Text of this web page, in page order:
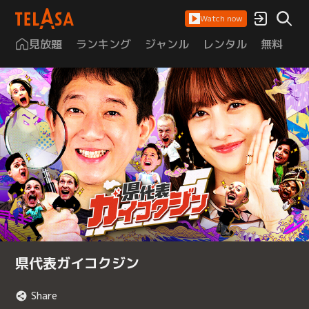
Watch now
見放題 ランキング ジャンル レンタル 無料
県代表ガイコクジン
Share